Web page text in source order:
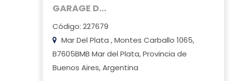
GARAGE D...
Código: 227679
Mar Del Plata , Montes Carballo 1065,
B7605BMB Mar del Plata, Provincia de
Buenos Aires, Argentina